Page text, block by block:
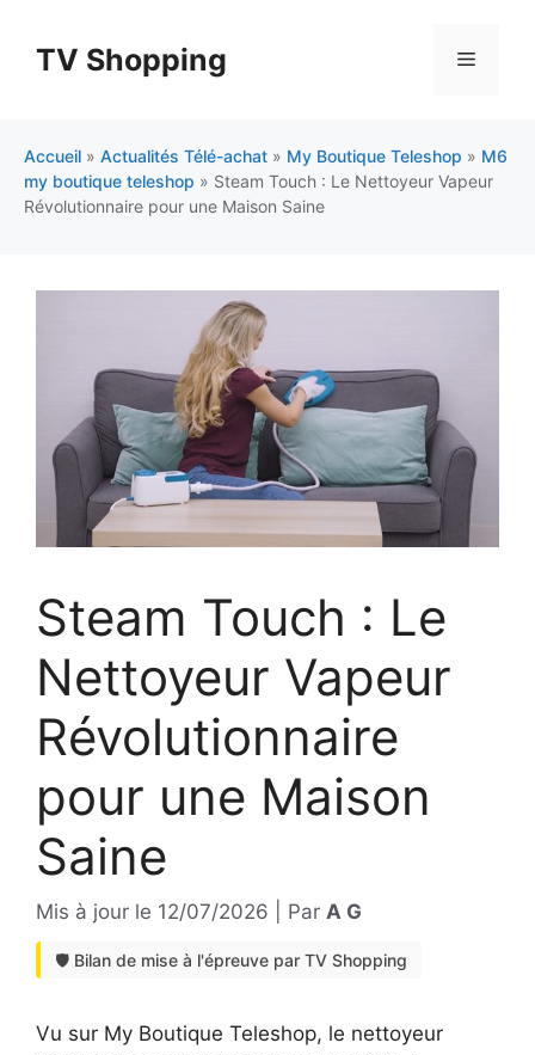
contenuTV Shopping Menu
Accueil » Actualités Télé-achat » My Boutique Teleshop » M6
my boutique teleshop » Steam Touch : Le Nettoyeur Vapeur
Révolutionnaire pour une Maison Saine
Steam Touch : Le
Nettoyeur Vapeur
Révolutionnaire
pour une Maison
Saine
Mis à jour le 12/07/2026 Par A G
🛡️ Bilan de mise à l'épreuve par TV Shopping
Vu sur My Boutique Teleshop, le nettoyeur